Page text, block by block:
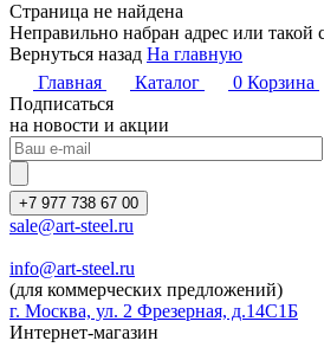
Страница не найдена
Неправильно набран адрес или такой
Вернуться назад На главную
Главная
Каталог 0 Корзина
Подписаться
на новости и акции
+7 977 738 67 00
sale@art-steel.ru
info@art-steel.ru
(для коммерческих предложений)
г. Москва, ул. 2 Фрезерная, д.14С1Б
Интернет-магазин